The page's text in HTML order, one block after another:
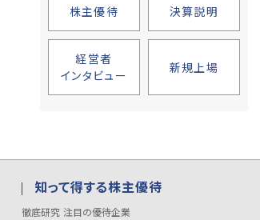
株主優待 決算説明
経営者
インタビュー
新規上場
知って得する株主優待
徹底研究 注目の優待企業